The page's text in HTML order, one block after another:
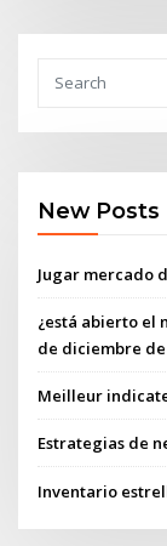
New Posts
Jugar mercado
¿está abierto el
de diciembre de
Meilleur
Estrategias de
Inventario